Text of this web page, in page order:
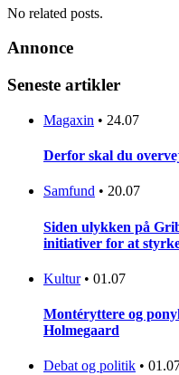
No related posts.
Annonce
Seneste artikler
Magaxin • 24.07
Derfor skal du
Samfund • 20.07
Siden ulykken på
initiativer for at
Kultur • 01.07
Montéryttere og
Holmegaard
Debat og politik •